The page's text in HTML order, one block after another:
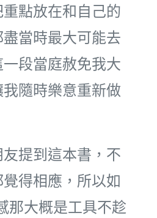
點放在和自己的
當時最大可能去
段當庭赦免我大
隨時樂意重新做
提到這本書，不
得相應，所以如
那大概是工具不趁